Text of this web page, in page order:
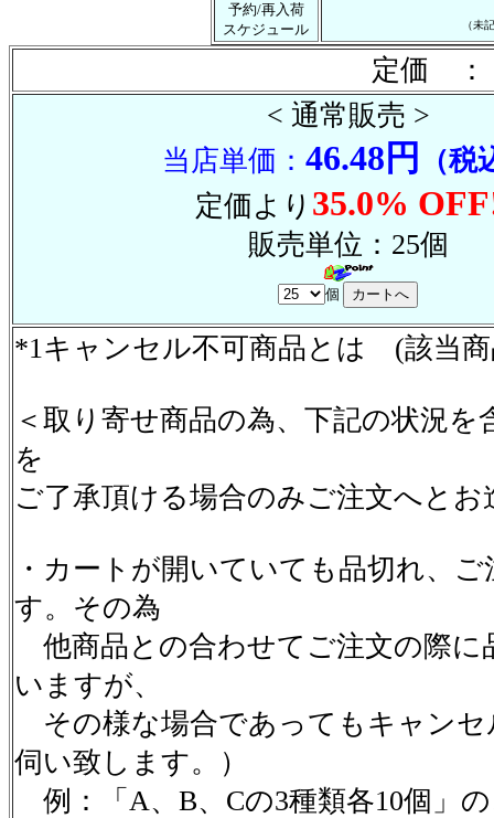
予約/再入荷
スケジュール
（未
定価 ：
< 通常販売 >
当店単価： 46.48円
（税
定価より 35.0%
販売単位：25個
個
*1キャンセル不可商品とは (該当
＜取り寄せ商品の為、下記の状況
を
ご了承頂ける場合のみご注文へとお
・カートが開いていても品切れ、
す。その為
他商品との合わせてご注文の際に
いますが、
その様な場合であってもキャンセ
伺い致します。）
例：「A、B、Cの3種類各10個」